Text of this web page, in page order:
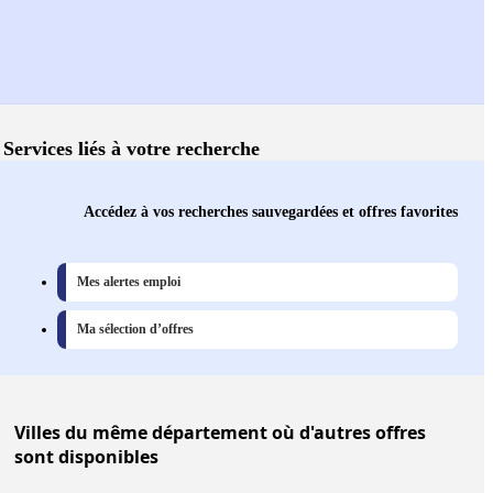
Services liés à votre recherche
Accédez à vos recherches sauvegardées et offres favorites
Mes alertes emploi
Ma sélection d’offres
Villesdu même département où d'autres offres
sont disponibles